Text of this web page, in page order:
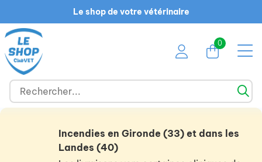
Le shop de votre vétérinaire
0
Incendies en Gironde (33) et dans les
Landes (40)